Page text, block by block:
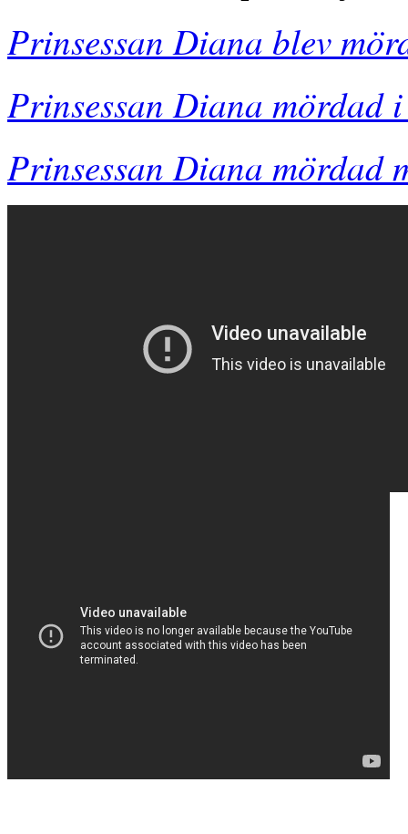
Prinsessan Diana blev
Prinsessan Diana mördad
Prinsessan Diana mördad